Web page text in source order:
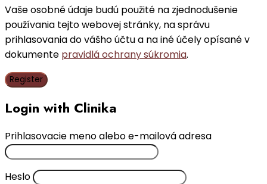
Vaše osobné údaje budú použité na zjednodušenie
používania tejto webovej stránky, na správu
prihlasovania do vášho účtu a na iné účely opísané v
dokumente pravidlá ochrany súkromia.
Register
Login with Clinika
Prihlasovacie meno alebo e-mailová adresa
Heslo